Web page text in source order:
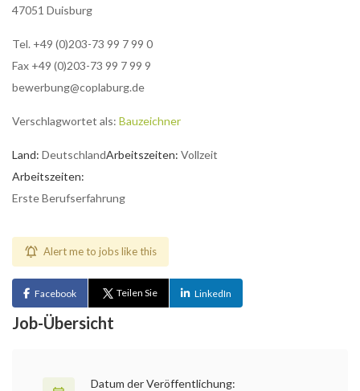
47051 Duisburg
Tel. +49 (0)203-73 99 7 99 0
Fax +49 (0)203-73 99 7 99 9
bewerbung@coplaburg.de
Verschlagwortet als: Bauzeichner
Land: DeutschlandArbeitszeiten: Vollzeit
Arbeitszeiten:
Erste Berufserfahrung
Alert me to jobs like this
Facebook Teilen Sie LinkedIn
Job-Übersicht
Datum der Veröffentlichung: